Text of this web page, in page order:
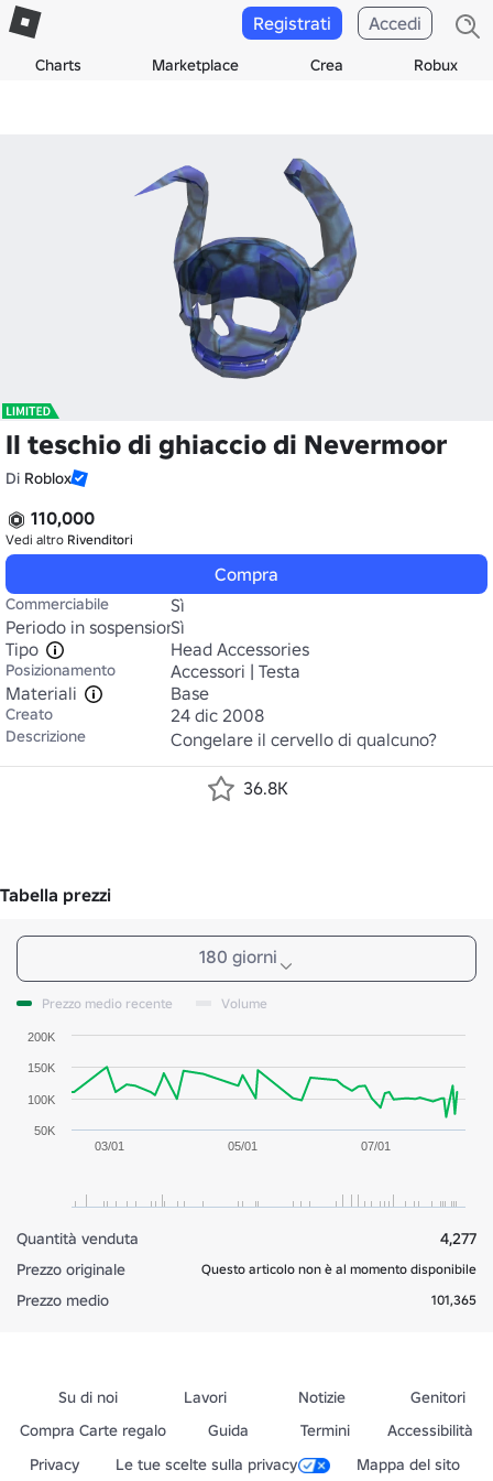
Charts Marketplace Crea Robux
Registrati Accedi
Il teschio di ghiaccio di Nevermoor
Di Roblox
110,000
Vedi altro Rivenditori
Compra
Commerciabile
Sì
Periodo in sospensione
Sì
Tipo
Head Accessories
Posizionamento
Accessori | Testa
Materiali
Base
Creato 24 dic 2008
Descrizione Congelare il cervello di qualcuno?
36.8K
Tabella prezzi
180 giorni
Prezzo medio recente Volume
03/01 05/01 07/01
100K
200K
50K
150K
Quantità venduta
4,277
Prezzo originale
Questo articolo non è al momento disponibile
Prezzo medio 101,365
Su di noi Lavori Notizie
Genitori
Compra Carte regalo
Guida Termini
Accessibilità
Privacy
Le tue scelte sulla privacy Mappa del sito